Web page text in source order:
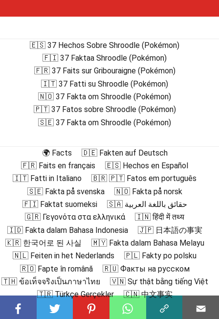
🇪🇸 37 Hechos Sobre Shroodle (Pokémon)
🇫🇮 37 Faktaa Shroodle (Pokémon)
🇫🇷 37 Faits sur Gribouraigne (Pokémon)
🇮🇹 37 Fatti su Shroodle (Pokémon)
🇳🇴 37 Fakta om Shroodle (Pokémon)
🇵🇹 37 Fatos sobre Shroodle (Pokémon)
🇸🇪 37 Fakta om Shroodle (Pokémon)
🌍 Facts
🇩🇪 Fakten auf Deutsch
🇫🇷 Faits en français
🇪🇸 Hechos en Español
🇮🇹 Fatti in Italiano
🇧🇷 🇵🇹 Fatos em português
🇸🇪 Fakta på svenska
🇳🇴 Fakta på norsk
🇫🇮 Faktat suomeksi
🇸🇦 حقائق باللغة العربية
🇬🇷 Γεγονότα στα ελληνικά
🇮🇳 हिंदी में तथ्य
🇮🇩 Fakta dalam Bahasa Indonesia
🇯🇵 日本語の事実
🇰🇷 한국어로 된 사실
🇲🇾 Fakta dalam Bahasa Melayu
🇳🇱 Feiten in het Nederlands
🇵🇱 Fakty po polsku
🇷🇴 Fapte în română
🇷🇺 Факты на русском
🇹🇭 ข้อเท็จจริงเป็นภาษาไทย
🇻🇳 Sự thật bằng tiếng Việt
🇹🇷 Türkçe Gerçekler
🇨🇳 中文事实